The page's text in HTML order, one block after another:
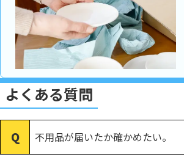
よくある質問
不用品が届いたか確かめたい。